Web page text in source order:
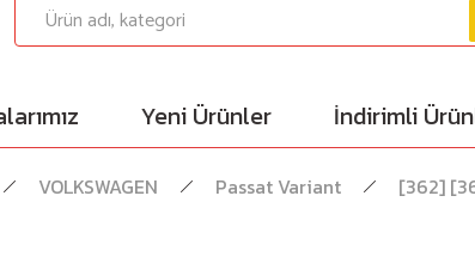
Yeni Ürünler İndirimli
VOLKSWAGEN Passat Variant [362]